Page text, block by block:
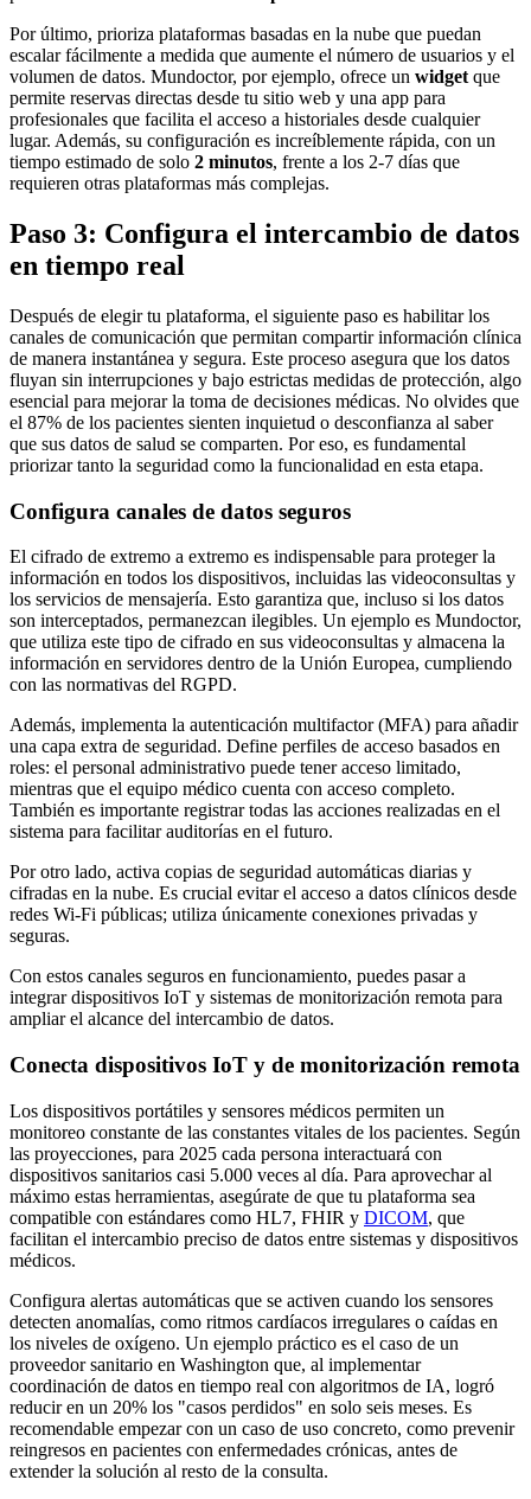
Por último, prioriza plataformas basadas en la nube que puedan
escalar fácilmente a medida que aumente el número de usuarios y el
volumen de datos. Mundoctor, por ejemplo, ofrece un widget que
permite reservas directas desde tu sitio web y una app para
profesionales que facilita el acceso a historiales desde cualquier
lugar. Además, su configuración es increíblemente rápida, con un
tiempo estimado de solo 2 minutos, frente a los 2-7 días que
requieren otras plataformas más complejas.
Paso 3: Configura el intercambio de datos
en tiempo real
Después de elegir tu plataforma, el siguiente paso es habilitar los
canales de comunicación que permitan compartir información clínica
de manera instantánea y segura. Este proceso asegura que los datos
fluyan sin interrupciones y bajo estrictas medidas de protección, algo
esencial para mejorar la toma de decisiones médicas. No olvides que
el 87% de los pacientes sienten inquietud o desconfianza al saber
que sus datos de salud se comparten. Por eso, es fundamental
priorizar tanto la seguridad como la funcionalidad en esta etapa.
Configura canales de datos seguros
El cifrado de extremo a extremo es indispensable para proteger la
información en todos los dispositivos, incluidas las videoconsultas y
los servicios de mensajería. Esto garantiza que, incluso si los datos
son interceptados, permanezcan ilegibles. Un ejemplo es Mundoctor,
que utiliza este tipo de cifrado en sus videoconsultas y almacena la
información en servidores dentro de la Unión Europea, cumpliendo
con las normativas del RGPD.
Además, implementa la autenticación multifactor (MFA) para añadir
una capa extra de seguridad. Define perfiles de acceso basados en
roles: el personal administrativo puede tener acceso limitado,
mientras que el equipo médico cuenta con acceso completo.
También es importante registrar todas las acciones realizadas en el
sistema para facilitar auditorías en el futuro.
Por otro lado, activa copias de seguridad automáticas diarias y
cifradas en la nube. Es crucial evitar el acceso a datos clínicos desde
redes Wi-Fi públicas; utiliza únicamente conexiones privadas y
seguras.
Con estos canales seguros en funcionamiento, puedes pasar a
integrar dispositivos IoT y sistemas de monitorización remota para
ampliar el alcance del intercambio de datos.
Conecta dispositivos IoT y de monitorización remota
Los dispositivos portátiles y sensores médicos permiten un
monitoreo constante de las constantes vitales de los pacientes. Según
las proyecciones, para 2025 cada persona interactuará con
dispositivos sanitarios casi 5.000 veces al día. Para aprovechar al
máximo estas herramientas, asegúrate de que tu plataforma sea
compatible con estándares como HL7, FHIR y DICOM, que
facilitan el intercambio preciso de datos entre sistemas y dispositivos
médicos.
Configura alertas automáticas que se activen cuando los sensores
detecten anomalías, como ritmos cardíacos irregulares o caídas en
los niveles de oxígeno. Un ejemplo práctico es el caso de un
proveedor sanitario en Washington que, al implementar
coordinación de datos en tiempo real con algoritmos de IA, logró
reducir en un 20% los "casos perdidos" en solo seis meses. Es
recomendable empezar con un caso de uso concreto, como prevenir
reingresos en pacientes con enfermedades crónicas, antes de
extender la solución al resto de la consulta.